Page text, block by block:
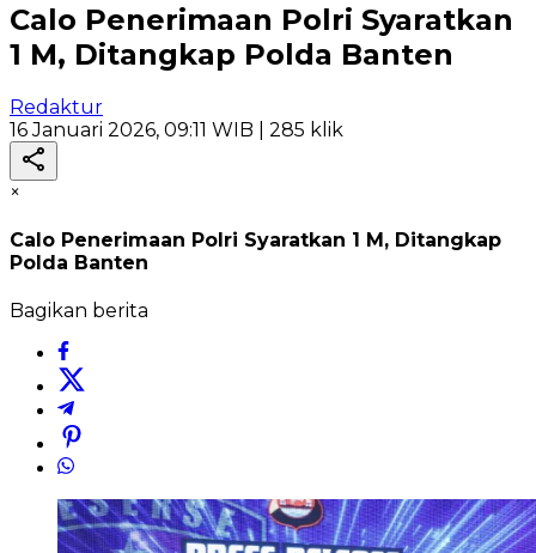
Calo Penerimaan Polri Syaratkan
1 M, Ditangkap Polda Banten
Redaktur
16 Januari 2026, 09:11 WIB | 285 klik
×
Calo Penerimaan Polri Syaratkan 1 M, Ditangkap
Polda Banten
Bagikan berita